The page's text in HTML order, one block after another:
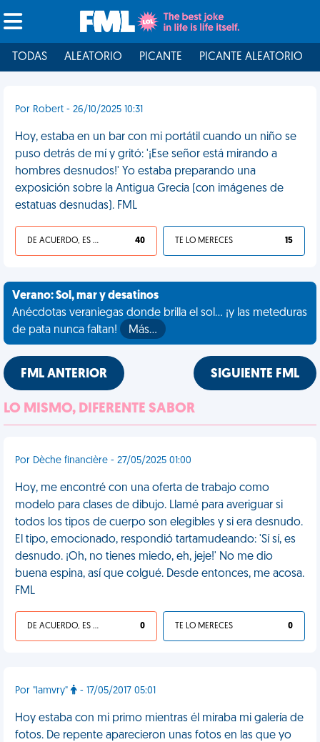
TODAS ALEATORIO PICANTE PICANTE ALEATORIO
Por Robert - 26/10/2025 10:31
Hoy, estaba en un bar con mi portátil cuando un niño se
puso detrás de mí y gritó: '¡Ese señor está mirando a
hombres desnudos!' Yo estaba preparando una
exposición sobre la Antigua Grecia (con imágenes de
estatuas desnudas). FML
DE ACUERDO, ES UNA VIDA HP 40 TE LO MERECES 15
Verano: Sol, mar y desatinos
Anécdotas veraniegas donde brilla el sol... ¡y las meteduras
de pata nunca faltan!
Más…
FML ANTERIOR SIGUIENTE FML
LO MISMO, DIFERENTE SABOR
Por Dèche financière - 27/05/2025 01:00
Hoy, me encontré con una oferta de trabajo como
modelo para clases de dibujo. Llamé para averiguar si
todos los tipos de cuerpo son elegibles y si era desnudo.
El tipo, emocionado, respondió tartamudeando: 'Sí sí, es
desnudo. ¡Oh, no tienes miedo, eh, jeje!' No me dio
buena espina, así que colgué. Desde entonces, me acosa.
FML
DE ACUERDO, ES UNA VIDA HP 0 TE LO MERECES 0
Por "lamvry" - 17/05/2017 05:01
Hoy estaba con mi primo mientras él miraba mi galería de
fotos. De repente aparecieron unas fotos en las que yo